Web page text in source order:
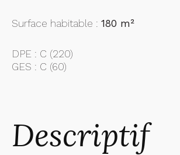
Surface habitable : 180 m²
DPE : C (220)
GES : C (60)
Descriptif